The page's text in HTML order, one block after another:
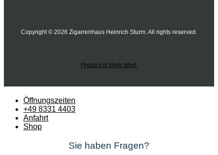
Copyright © 2026 Zigarrenhaus Heinrich Sturm. All rights reserved.
Product of Mehr.Wert.
Öffnungszeiten
+49 8331 4403
Anfahrt
Shop
Sie haben Fragen?